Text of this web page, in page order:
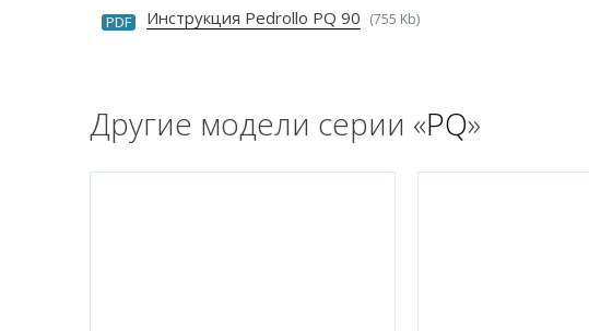
PDF Инструкция Pedrollo PQ 90 (755 Kb)
Другие модели серии «PQ»